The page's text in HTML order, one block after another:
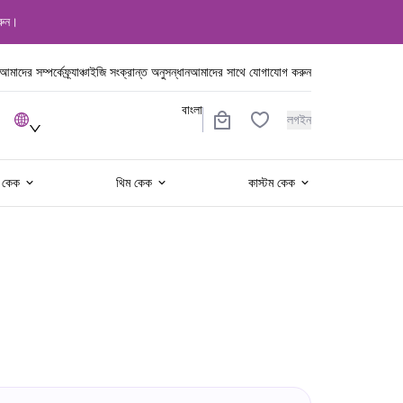
আমাদের সম্পর্কেফ্র্যাঞ্চাইজি সংক্রান্ত অনুসন্ধানআমাদের সাথে যোগাযোগ করুন
বাংলা
লগইন
কেক থিম কেক কাস্টম কেক